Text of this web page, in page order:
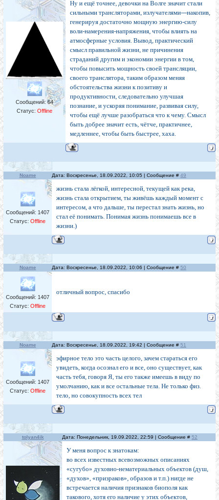
Сообщений:64
Статус: Offline
Ну и ещё точнее, девочки на Волге значит стали
сильными трансляторами, излучателями---накопив,
генерируя достаточно мощную энергию-силу
воли-намерения-напряжения, чтобы влиять на
атмосферные условия. Вывод, практический
смысл правильной жизни, не причинения
страданий другим и экономии энергии в том,
чтобы повысить мощность своей трансляции,
своего транслятора, таким образом меняя
обстоятельства жизни к позитиву и
продуктивности, следовательно улучшая
познание, и ускоряя понимание, развивая силу,
чтобы ещё лучше разобраться что к чему. Смысл
быть добрее значит есть, чётче, практичнее,
медленнее, чтобы быть быстрее, хаха.
Noame Дата: Воскресенье, 18.09.2022, 10:05 | Сообщение # 49
Сообщений: 1407
Статус: Offline
жизнь стала лёгкой, интересной, текущей как река,
жизнь стала открытием, ты живёшь каждый момент с
интересом, а что дальше, ты перестал знать жизнь, но
стал её понимать. Понимая жизнь понимаешь все в
жизни.)
Noame Дата: Воскресенье, 18.09.2022, 10:06 | Сообщение # 50
Сообщений: 1407
Статус: Offline
отличный вопрос, спасибо
Noame Дата: Воскресенье, 18.09.2022, 19:42 | Сообщение # 51
Сообщений: 1407
Статус: Offline
эфирное тело это часть целого, зачем стараться его
увидеть, когда осознал его и все, оно существует, как
часть тебя, говоря Я, ты его также имеешь в виду по
умолчанию, как и все остальные тела. Не только физ.
тело, но совокупность всех тел
tolyan4ik Дата: Понедельник, 19.09.2022, 22:59 | Сообщение # 52
У меня вопрос к знатокам:
во всех известных всевозможных описаниях
«сугубо» духовно-нематериальных объектов (душ,
«духов», «призраков», образов и т.п.) нигде не
встречается наличия признаков биополя как
такового, хотя его наличие у этих объектов,